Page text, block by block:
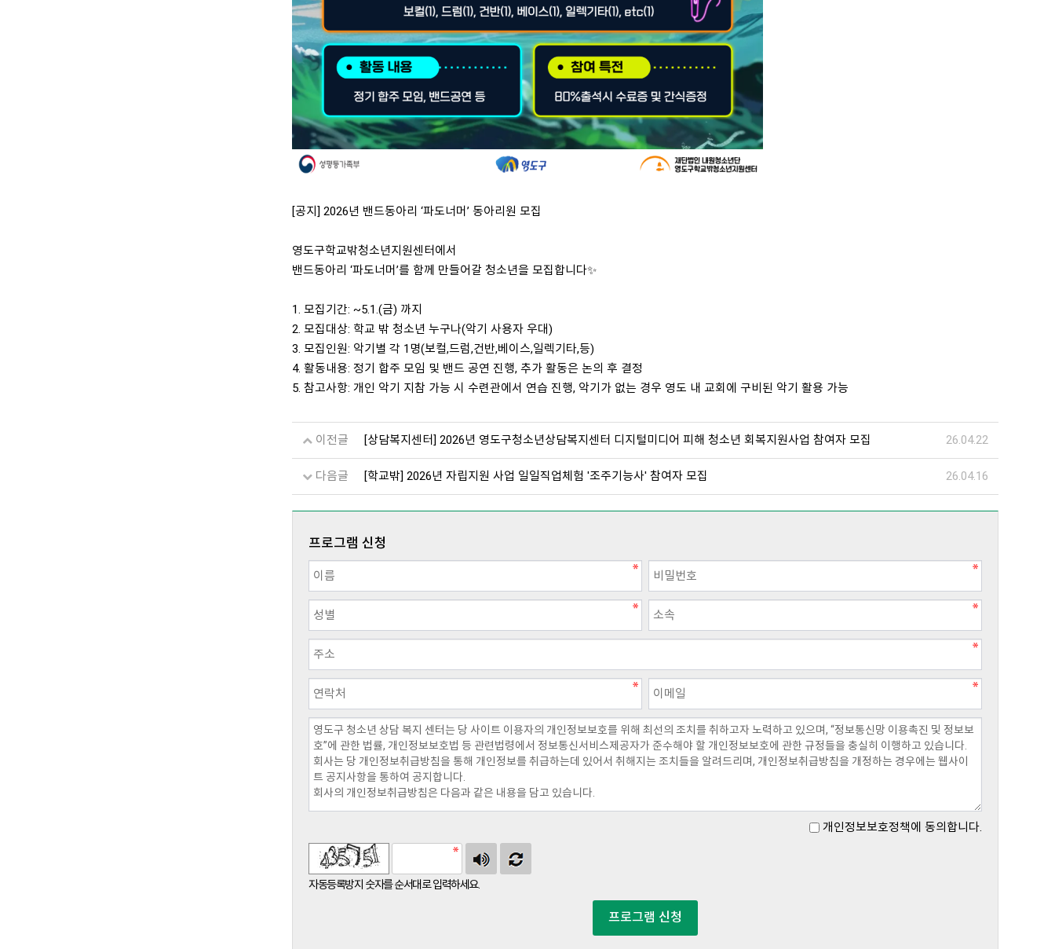
[공지] 2026년 밴드동아리 ‘파도너머’ 동아리원 모집
영도구학교밖청소년지원센터에서
밴드동아리 ‘파도너머’를 함께 만들어갈 청소년을 모집합니다✨
1. 모집기간: ~5.1.(금) 까지
2. 모집대상: 학교 밖 청소년 누구나(악기 사용자 우대)
3. 모집인원: 악기별 각 1명(보컬,드럼,건반,베이스,일렉기타,등)
4. 활동내용: 정기 합주 모임 및 밴드 공연 진행, 추가 활동은 논의 후 결정
5. 참고사항: 개인 악기 지참 가능 시 수련관에서 연습 진행, 악기가 없는 경우 영도 내 교회에 구비된 악기 활용 가능
이전글 [상담복지센터] 2026년 영도구청소년상담복지센터 디지털미디어 피해 청소년 회복지원사업 참여자 모집 26.04.22
다음글 [학교밖] 2026년 자립지원 사업 일일직업체험 '조주기능사' 참여자 모집 26.04.16
프로그램 신청
개인정보보호정책에 동의합니다.
자동등록방지 숫자를 순서대로 입력하세요.
프로그램 신청